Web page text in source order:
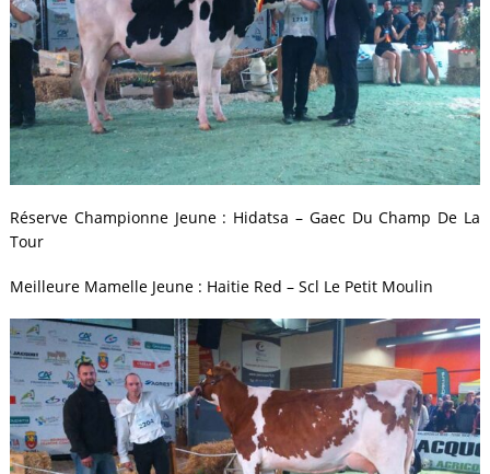
Réserve Championne Jeune : Hidatsa – Gaec Du Champ De La
Tour
Meilleure Mamelle Jeune : Haitie Red – Scl Le Petit Moulin